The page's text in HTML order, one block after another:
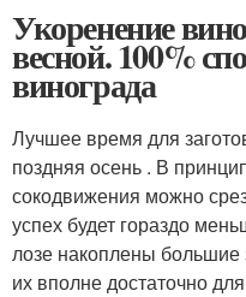
Укоренение
весной. 100%
винограда
Лучшее время для
поздняя осень . В
сокодвижения можно
успех будет гораздо
лозе накоплены
их вполне достаточно